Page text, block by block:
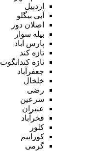
اردبیل
آبی بیگلو
اصلان دوز
بیله سوار
پارس آباد
تازه کند
تازه کندانگوت
جعفرآباد
خلخال
رضی
سرعین
عنبران
فخرآباد
کلور
کوراییم
گرمی